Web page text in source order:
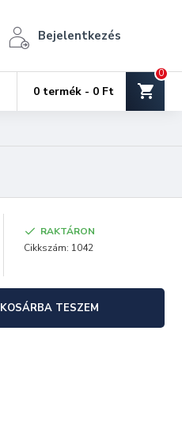
Bejelentkezés
0 termék - 0 Ft
0
RAKTÁRON
Cikkszám: 1042
KOSÁRBA TESZEM